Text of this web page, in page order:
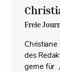
Freie
des
gerne für